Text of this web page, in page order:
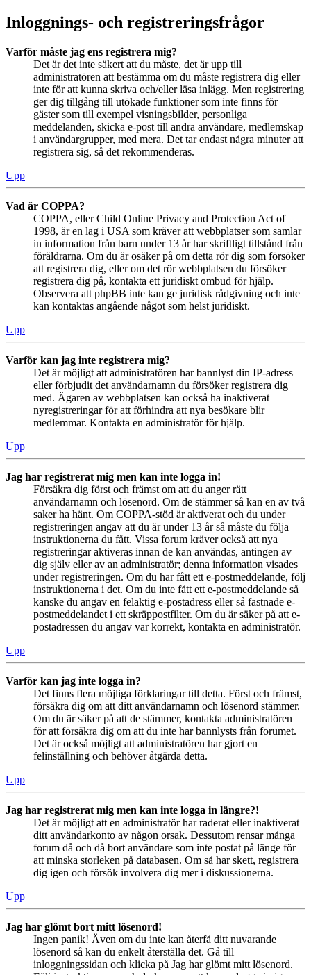
Inloggnings- och registreringsfrågor
Varför måste jag ens registrera mig?
Det är det inte säkert att du måste, det är upp till
administratören att bestämma om du måste registrera dig eller
inte för att kunna skriva och/eller läsa inlägg. Men registrering
ger dig tillgång till utökade funktioner som inte finns för
gäster som till exempel visningsbilder, personliga
meddelanden, skicka e-post till andra användare, medlemskap
i användargrupper, med mera. Det tar endast några minuter att
registrera sig, så det rekommenderas.
Upp
Vad är COPPA?
COPPA, eller Child Online Privacy and Protection Act of
1998, är en lag i USA som kräver att webbplatser som samlar
in information från barn under 13 år har skriftligt tillstånd från
föräldrarna. Om du är osäker på om detta rör dig som försöker
att registrera dig, eller om det rör webbplatsen du försöker
registrera dig på, kontakta ett juridiskt ombud för hjälp.
Observera att phpBB inte kan ge juridisk rådgivning och inte
kan kontaktas angående något som helst juridiskt.
Upp
Varför kan jag inte registrera mig?
Det är möjligt att administratören har bannlyst din IP-adress
eller förbjudit det användarnamn du försöker registrera dig
med. Ägaren av webbplatsen kan också ha inaktiverat
nyregistreringar för att förhindra att nya besökare blir
medlemmar. Kontakta en administratör för hjälp.
Upp
Jag har registrerat mig men kan inte logga in!
Försäkra dig först och främst om att du anger rätt
användarnamn och lösenord. Om de stämmer så kan en av två
saker ha hänt. Om COPPA-stöd är aktiverat och du under
registreringen angav att du är under 13 år så måste du följa
instruktionerna du fått. Vissa forum kräver också att nya
registreringar aktiveras innan de kan användas, antingen av
dig själv eller av an administratör; denna information visades
under registreringen. Om du har fått ett e-postmeddelande, följ
instruktionerna i det. Om du inte fått ett e-postmeddelande så
kanske du angav en felaktig e-postadress eller så fastnade e-
postmeddelandet i ett skräppostfilter. Om du är säker på att e-
postadressen du angav var korrekt, kontakta en administratör.
Upp
Varför kan jag inte logga in?
Det finns flera möjliga förklaringar till detta. Först och främst,
försäkra dig om att ditt användarnamn och lösenord stämmer.
Om du är säker på att de stämmer, kontakta administratören
för att försäkra dig om att du inte har bannlysts från forumet.
Det är också möjligt att administratören har gjort en
felinställning och behöver åtgärda detta.
Upp
Jag har registrerat mig men kan inte logga in längre?!
Det är möjligt att en administratör har raderat eller inaktiverat
ditt användarkonto av någon orsak. Dessutom rensar många
forum då och då bort användare som inte postat på länge för
att minska storleken på databasen. Om så har skett, registrera
dig igen och försök involvera dig mer i diskussionerna.
Upp
Jag har glömt bort mitt lösenord!
Ingen panik! Även om du inte kan återfå ditt nuvarande
lösenord så kan du enkelt återställa det. Gå till
inloggningssidan och klicka på Jag har glömt mitt lösenord.